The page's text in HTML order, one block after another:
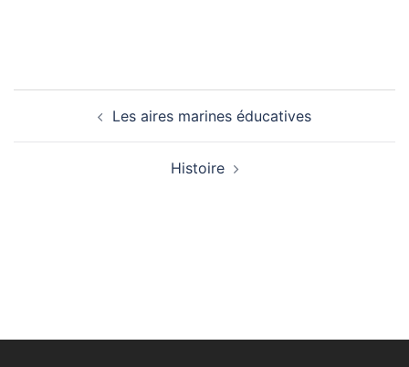
Les aires marines éducatives
Histoire